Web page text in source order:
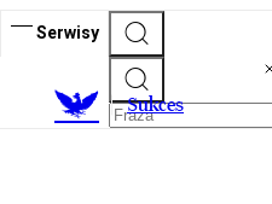
Serwisy
Sukces